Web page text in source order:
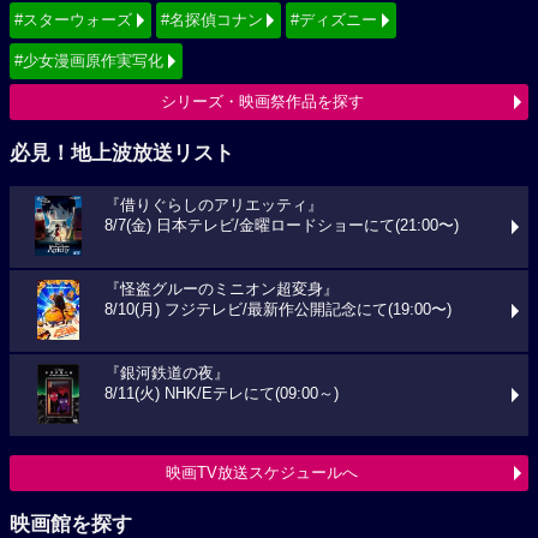
#スターウォーズ #名探偵コナン #ディズニー
#少女漫画原作実写化
シリーズ・映画祭作品を探す
必見！地上波放送リスト
『借りぐらしのアリエッティ』
8/7(金) 日本テレビ/金曜ロードショーにて(21:00〜)
『怪盗グルーのミニオン超変身』
8/10(月) フジテレビ/最新作公開記念にて(19:00〜)
『銀河鉄道の夜』
8/11(火) NHK/Eテレにて(09:00～)
映画TV放送スケジュールへ
映画館を探す